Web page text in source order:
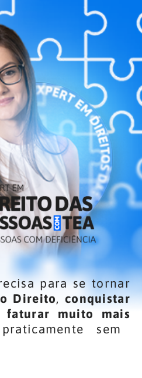
para se tornar
Direito, conquistar
faturar muito mais
sem